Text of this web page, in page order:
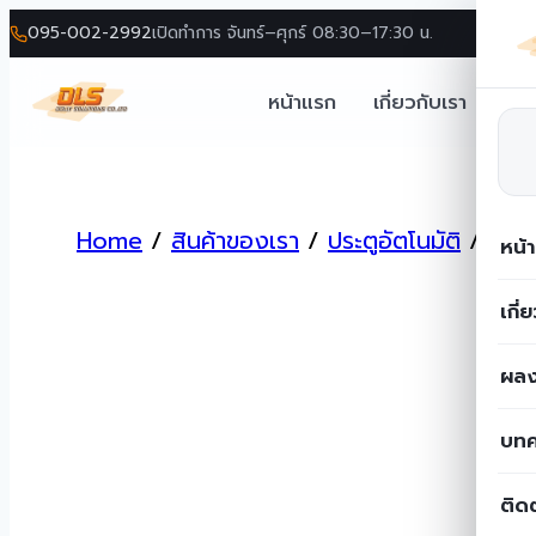
095-002-2992เปิดทำการ จันทร์–ศุกร์ 08:30–17:30 น.
หน้าแรก เกี่ยวกับเรา โ
หน้
เกี่
ผล
บท
ติด
contentHome / สินค้าของเรา / ประตูอัตโนมัติ / อุป